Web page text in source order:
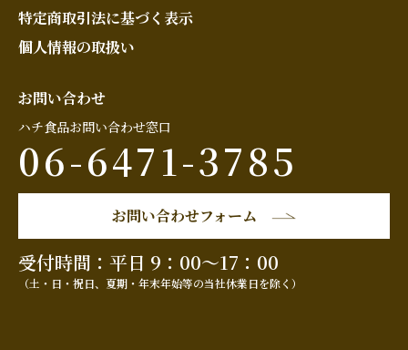
特定商取引法に基づく表示
個人情報の取扱い
お問い合わせ
ハチ食品お問い合わせ窓口
06-6471-3785
お問い合わせフォーム
受付時間：平日 9：00～17：00
（土・日・祝日、夏期・年末年始等の当社休業日を除く）